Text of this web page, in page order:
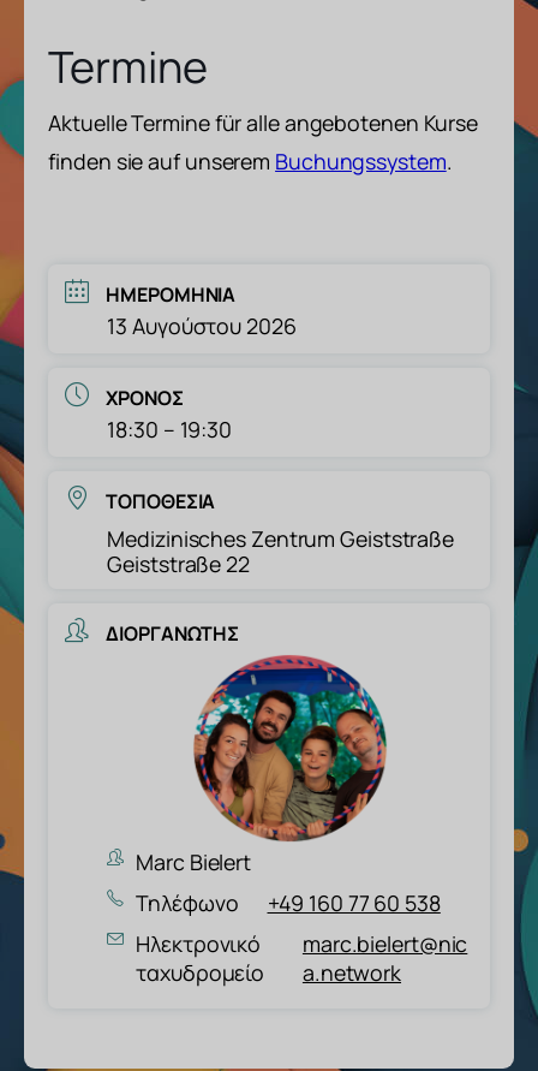
Termine
Aktuelle Termine für alle angebotenen Kurse
finden sie auf unserem Buchungssystem.
ΗΜΕΡΟΜΗΝΊΑ
13 Αυγούστου 2026
ΧΡΌΝΟΣ
18:30 – 19:30
ΤΟΠΟΘΕΣΊΑ
Medizinisches Zentrum Geiststraße
Geiststraße 22
ΔΙΟΡΓΑΝΩΤΉΣ
Marc Bielert
Τηλέφωνο
+49 160 77 60 538
Ηλεκτρονικό
ταχυδρομείο
marc.bielert@nic
a.network